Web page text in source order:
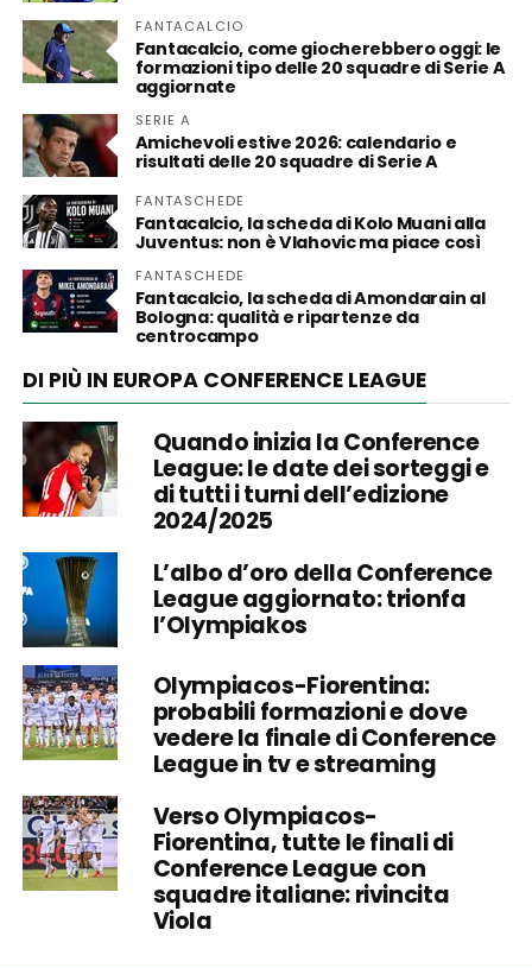
FANTACALCIO
Fantacalcio, come giocherebbero oggi: le
formazioni tipo delle 20 squadre di Serie A
aggiornate
SERIE A
Amichevoli estive 2026: calendario e
risultati delle 20 squadre di Serie A
FANTASCHEDE
Fantacalcio, la scheda di Kolo Muani alla
Juventus: non è Vlahovic ma piace così
FANTASCHEDE
Fantacalcio, la scheda di Amondarain al
Bologna: qualità e ripartenze da
centrocampo
DI PIÙ IN EUROPA CONFERENCE LEAGUE
Quando inizia la Conference
League: le date dei sorteggi e
di tutti i turni dell’edizione
2024/2025
L’albo d’oro della Conference
League aggiornato: trionfa
l’Olympiakos
Olympiacos-Fiorentina:
probabili formazioni e dove
vedere la finale di Conference
League in tv e streaming
Verso Olympiacos-
Fiorentina, tutte le finali di
Conference League con
squadre italiane: rivincita
Viola